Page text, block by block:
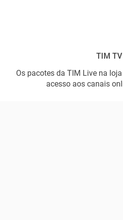
TIM TV
Os pacotes da TIM Live na
acesso aos canais